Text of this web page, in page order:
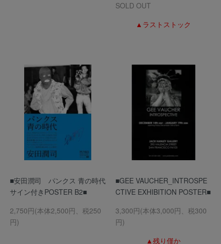
SOLD OUT
▲ラストストック
■安田潤司 パンクス 青の時代
サイン付きPOSTER B2■
2,750円(本体2,500円、税250
円)
■GEE VAUCHER_INTROSPE
CTIVE EXHIBITION POSTER■
3,300円(本体3,000円、税300
円)
▲残り僅か